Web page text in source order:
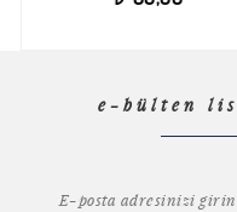
e-bülten